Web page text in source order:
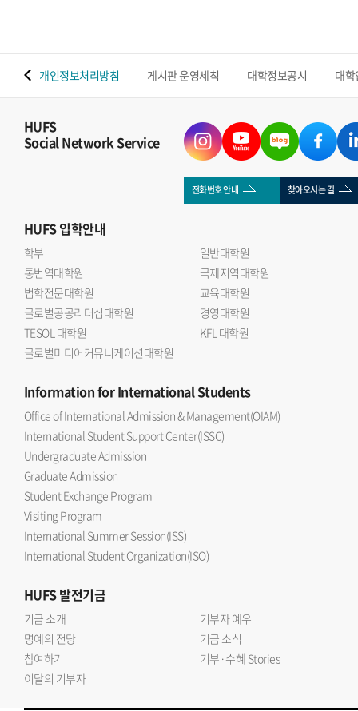
개인정보처리방침 게시판 운영세칙 대학정보공시 대
HUFS
Social Network Service
전화번호 안내 찾아오시는 길
HUFS입학안내
학부
일반대학원
통번역대학원
국제지역대학원
법학전문대학원
교육대학원
글로벌공공리더십대학원
경영대학원
TESOL 대학원
KFL 대학원
글로벌미디어커뮤니케이션대학원
Informationfor International Students
Office of International Admission & Management(OIAM)
International Student Support Center(ISSC)
Undergraduate Admission
Graduate Admission
Student Exchange Program
Visiting Program
International Summer Session(ISS)
International Student Organization(ISO)
HUFS발전기금
기금 소개
기부자 예우
명예의 전당
기금 소식
참여하기
기부·수혜 Stories
이달의 기부자